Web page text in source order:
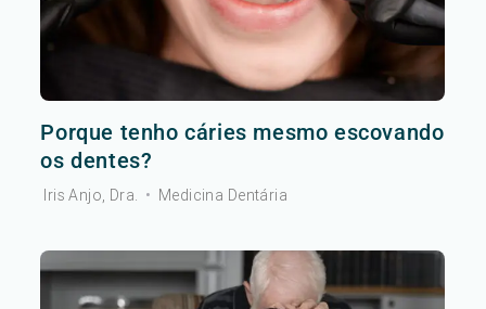
Porque tenho cáries mesmo escovando
os dentes?
Iris Anjo, Dra. • Medicina Dentária